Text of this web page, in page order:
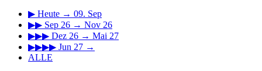
▶ Heute → 09. Sep
▶▶ Sep 26 → Nov 26
▶▶▶ Dez 26 → Mai 27
▶▶▶▶ Jun 27 →
ALLE